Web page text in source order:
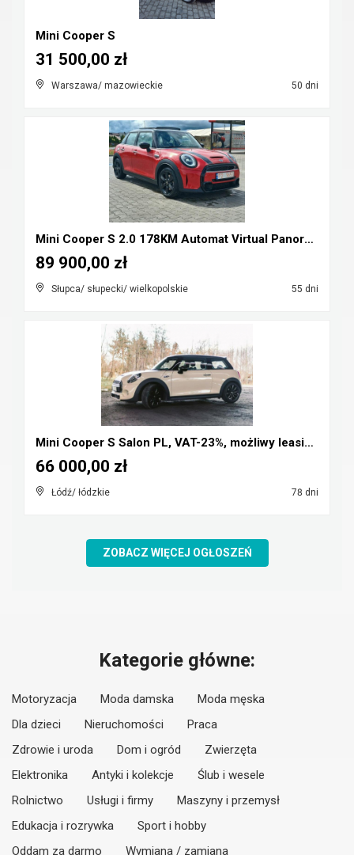
Mini Cooper S
Warszawa/ mazowieckie 50 dni
31 500,00 zł
Mini Cooper S 2.0 178KM Automat Virtual Panorama F...
Słupca/ słupecki/ wielkopolskie 55 dni
89 900,00 zł
Mini Cooper S Salon PL, VAT-23%, możliwy leasing, ...
Łódź/ łódzkie 78 dni
66 000,00 zł
ZOBACZ WIĘCEJ OGŁOSZEŃ
Kategorie główne:
Motoryzacja Moda damska
Moda męska
Dla dzieci
Nieruchomości
Praca
Zdrowie i uroda
Dom i ogród
Zwierzęta
Elektronika
Antyki i kolekcje
Ślub i wesele
Rolnictwo
Usługi i firmy
Maszyny i przemysł
Edukacja i rozrywka
Sport i hobby
Oddam za darmo
Wymiana / zamiana